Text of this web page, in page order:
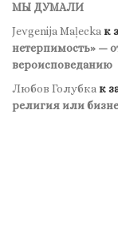
МЫ ДУМАЛИ
Jevgenija Maļecka к
нетерпимость» —
вероисповеданию
Любов Голубка к
религия или